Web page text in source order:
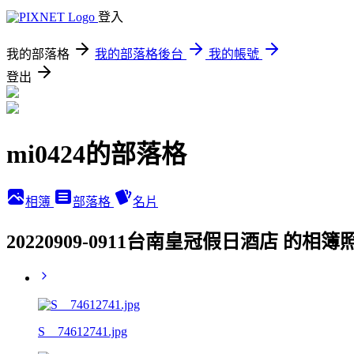
登入
我的部落格 我的部落格後台
我的帳號
登出
mi0424的部落格
相簿 部落格 名片
20220909-0911台南皇冠假日酒店 的相簿
S__74612741.jpg